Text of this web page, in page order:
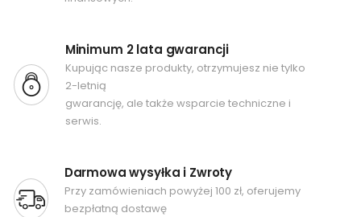
Minimum 2 lata gwarancji
Kupując nasze produkty, otrzymujesz nie tylko
2-letnią
gwarancję, ale także wsparcie techniczne i
serwis.
Darmowa wysyłka i Zwroty
Przy zamówieniach powyżej 100 zł, oferujemy
bezpłatną dostawę